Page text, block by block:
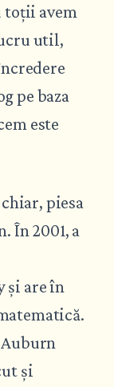
toții avem
util,
pe baza
este
piesa
În 2001, a
și are în
și